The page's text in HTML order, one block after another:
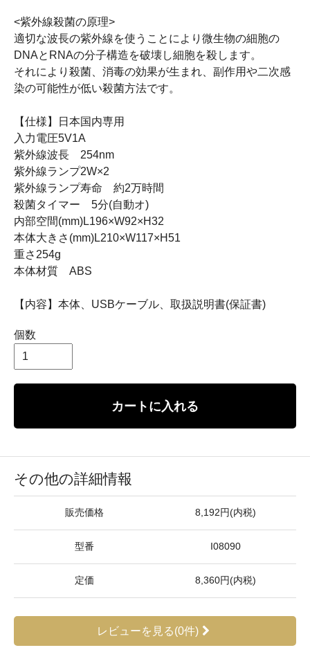
<紫外線殺菌の原理>
適切な波長の紫外線を使うことにより微生物の細胞の
DNAとRNAの分子構造を破壊し細胞を殺します。
それにより殺菌、消毒の効果が生まれ、副作用や二次感
染の可能性が低い殺菌方法です。
【仕様】日本国内専用
入力電圧5V1A
紫外線波長 254nm
紫外線ランプ2W×2
紫外線ランプ寿命 約2万時間
殺菌タイマー 5分(自動オ)
内部空間(mm)L196×W92×H32
本体大きさ(mm)L210×W117×H51
重さ254g
本体材質 ABS
【内容】本体、USBケーブル、取扱説明書(保証書)
個数
カートに入れる
その他の詳細情報
販売価格 8,192円(内税)
型番 I08090
定価 8,360円(内税)
レビューを見る(0件)